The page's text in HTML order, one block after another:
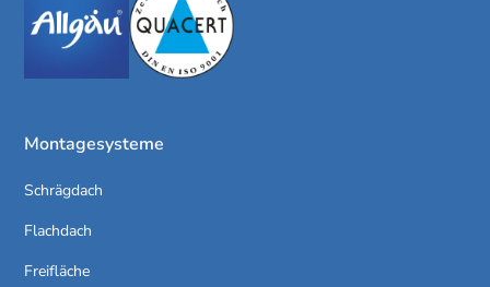
Montagesysteme
Schrägdach
Flachdach
Freifläche